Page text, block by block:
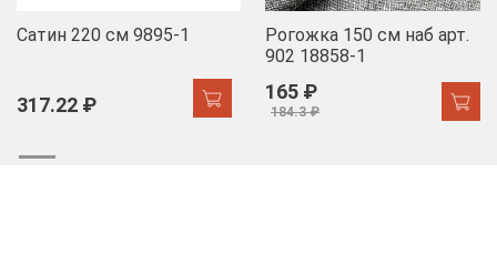
Сатин 220 см 9895-1
317.22 ₽
Рогожка 150 см наб арт.
902 18858-1
165 ₽
184.3 ₽